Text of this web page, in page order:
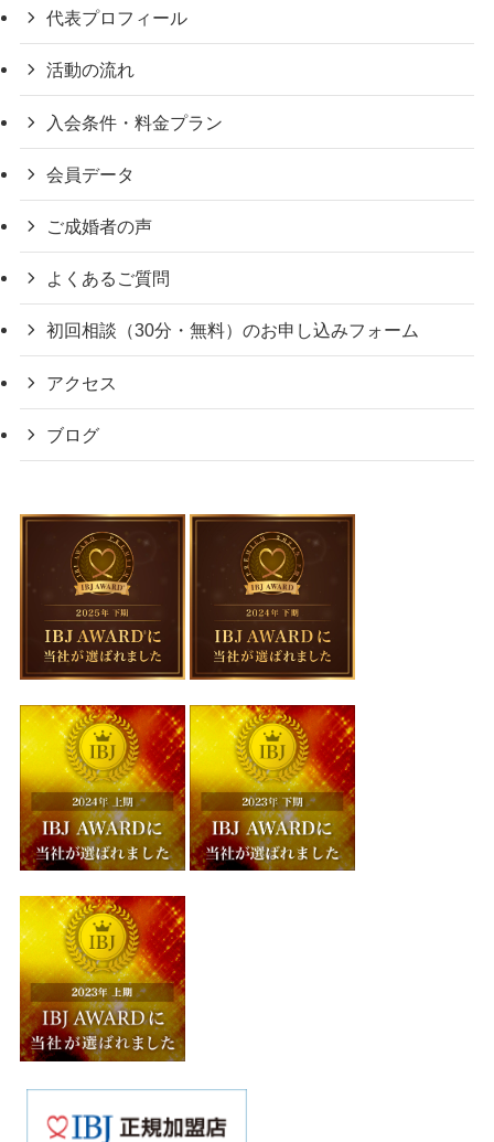
代表プロフィール
活動の流れ
入会条件・料金プラン
会員データ
ご成婚者の声
よくあるご質問
初回相談（30分・無料）のお申し込みフォーム
アクセス
ブログ